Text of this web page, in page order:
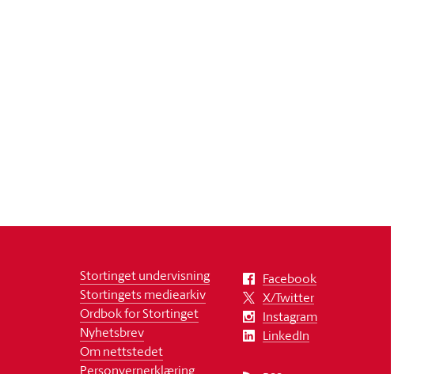
Stortinget undervisning
Stortingets mediearkiv
Ordbok for Stortinget
Nyhetsbrev
Om nettstedet
Personvernerklæring
Facebook
X/Twitter
Instagram
LinkedIn